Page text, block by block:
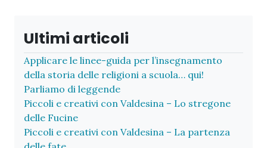
Ultimi articoli
Applicare le linee-guida per l’insegnamento
della storia delle religioni a scuola… qui!
Parliamo di leggende
Piccoli e creativi con Valdesina – Lo stregone
delle Fucine
Piccoli e creativi con Valdesina – La partenza